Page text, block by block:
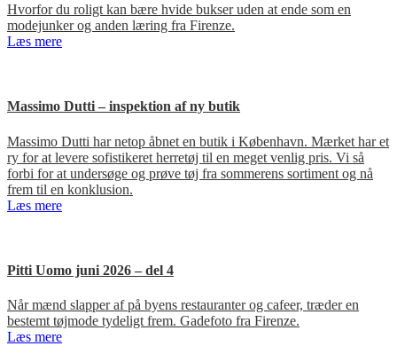
Hvorfor du roligt kan bære hvide bukser uden at ende som en
modejunker og anden læring fra Firenze.
Læs mere
Massimo Dutti – inspektion af ny butik
Massimo Dutti har netop åbnet en butik i København. Mærket har et
ry for at levere sofistikeret herretøj til en meget venlig pris. Vi så
forbi for at undersøge og prøve tøj fra sommerens sortiment og nå
frem til en konklusion.
Læs mere
Pitti Uomo juni 2026 – del 4
Når mænd slapper af på byens restauranter og cafeer, træder en
bestemt tøjmode tydeligt frem. Gadefoto fra Firenze.
Læs mere